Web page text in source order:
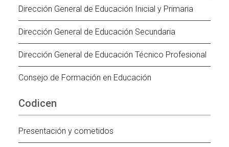
Dirección General de Educación Inicial y Primaria
Dirección General de Educación Secundaria
Dirección General de Educación Técnico Profesional
Consejo de Formación en Educación
Codicen
Presentación y cometidos